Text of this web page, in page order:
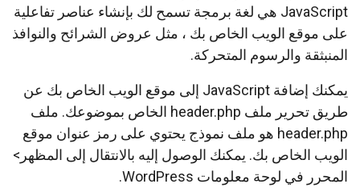
JavaScript هي لغة برمجة تسمح لك بإنشاء عناصر تفاعلية
على موقع الويب الخاص بك ، مثل عروض الشرائح والنوافذ
المنبثقة والرسوم المتحركة.
يمكنك إضافة JavaScript إلى موقع الويب الخاص بك عن
طريق تحرير ملف header.php الخاص بموضوعك. ملف
header.php هو ملف نموذج يحتوي على رمز عنوان موقع
الويب الخاص بك. يمكنك الوصول إليه بالانتقال إلى المظهر>
المحرر في لوحة معلومات WordPress.